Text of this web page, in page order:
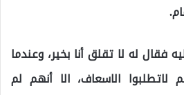
فقال له لا تقلق أنا بخير، وعندما
لاتطلبوا الاسعاف، الا أنهم لم